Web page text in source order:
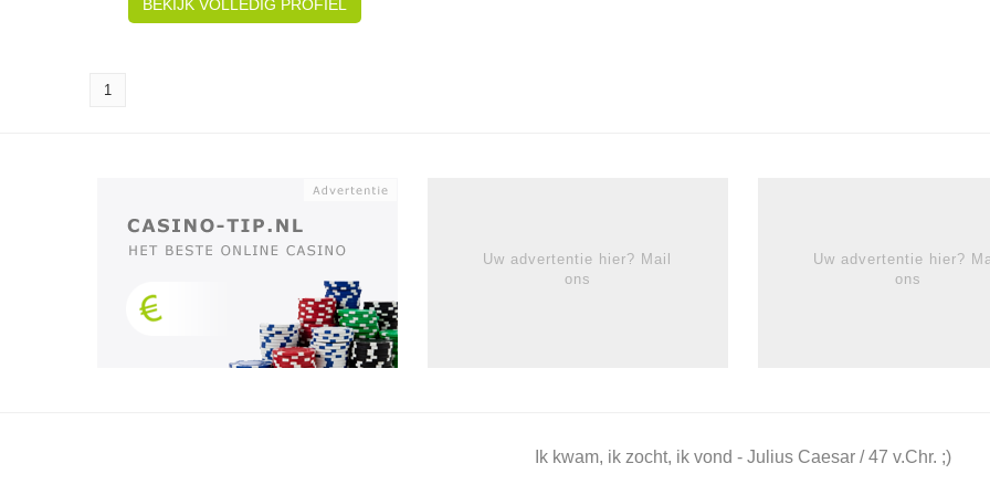
BEKIJK VOLLEDIG PROFIEL
1
Uw advertentie hier? Mail
ons
Uw advertentie hier?
ons
Ik kwam, ik zocht, ik vond - Julius Caesar / 47 v.Chr. ;)